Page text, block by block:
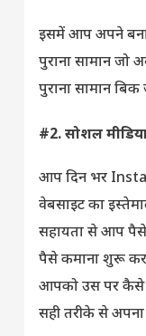
इसमें आप अपने
पुराना सामान
पुराना सामान
#2. सोशल
आप दिन भर
वेबसाइट का
सहायता से आप
पैसे कमाना शुरू कर
आपको उस पर कैसे
सही तरीके से